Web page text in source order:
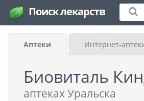
Поиск лекарств
Аптеки Интернет-
Биовиталь
аптеках Уральска